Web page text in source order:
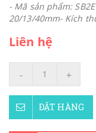
- Mã sản phẩm:
20/13/40mm- Kích
Liên hệ
- +
ĐẶT HÀNG